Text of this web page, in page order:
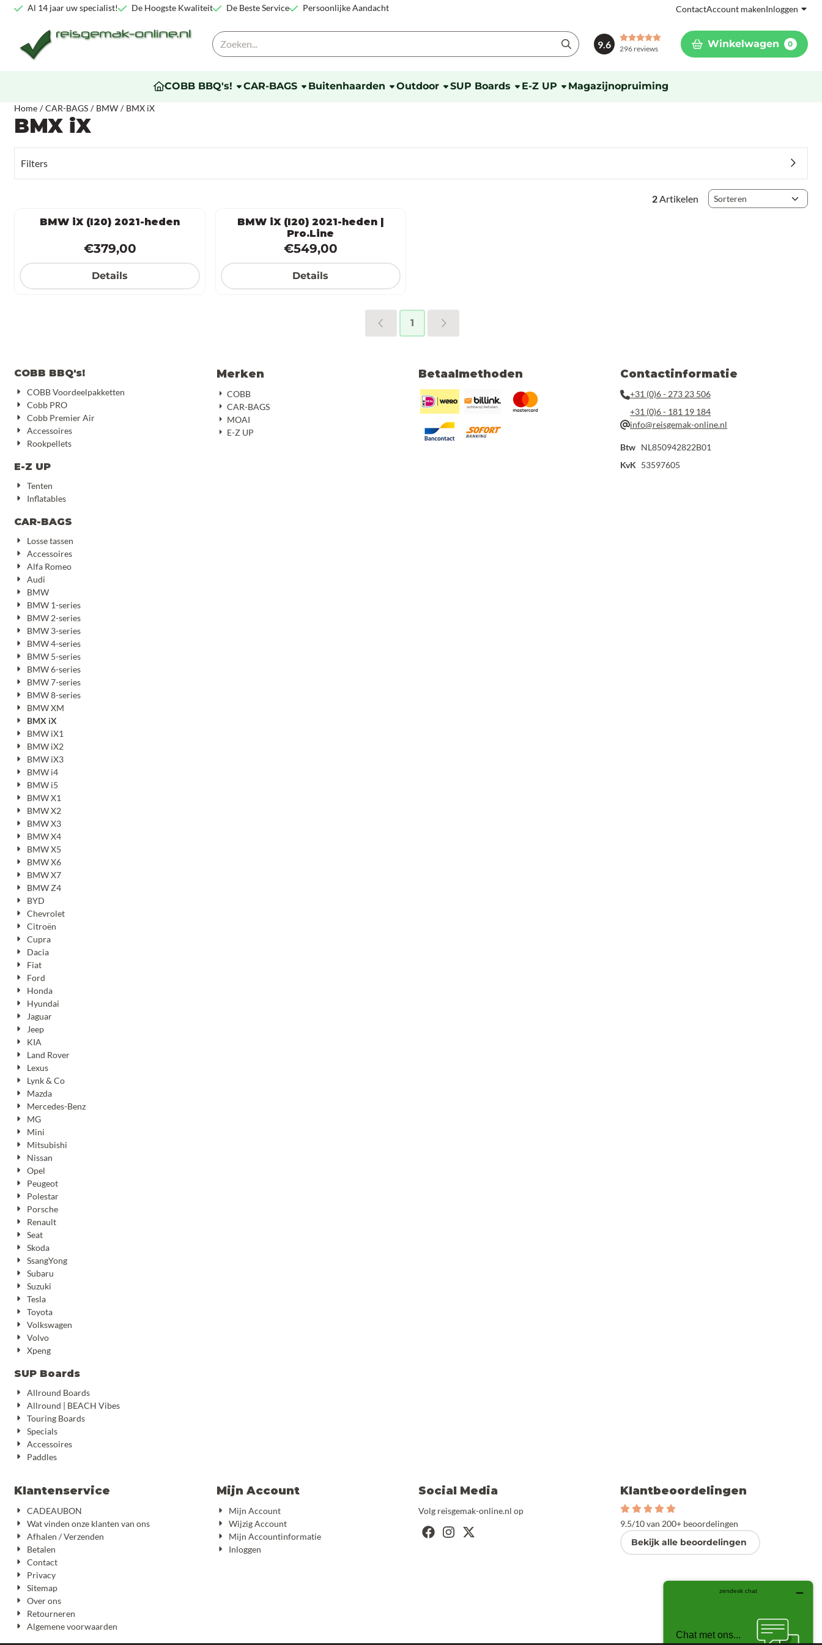
Cookievoorkeuren zijn beschikbaar. Kies instellingen of sta alle cookies toe.
Al 14 jaar uw specialist! De Hoogste Kwaliteit De Beste Service Persoonlijke Aandacht ContactAccount makenInloggen
Zoeken
9.6 296 reviews Winkelwagen 0
COBB BBQ's! CAR-BAGS Buitenhaarden Outdoor SUP Boards E-Z UP Magazijnopruiming
Home / CAR-BAGS / BMW / BMX iX
BMX iX
Filters
2Artikelen Sorteermethode
BMW iX (I20) 2021-heden
Prijs: 379,00
€379,00
Details
BMW iX (I20) 2021-heden |
Pro.Line
Prijs: 549,00
€549,00
Details
1
COBB BBQ's!
COBB Voordeelpakketten
Cobb PRO
Cobb Premier Air
Accessoires
Rookpellets
E-Z UP
Tenten
Inflatables
CAR-BAGS
Losse tassen
Accessoires
Alfa Romeo
Audi
BMW
BMW 1-series
BMW 2-series
BMW 3-series
BMW 4-series
BMW 5-series
BMW 6-series
BMW 7-series
BMW 8-series
BMW XM
BMX iX
BMW iX1
BMW iX2
BMW iX3
BMW i4
BMW i5
BMW X1
BMW X2
BMW X3
BMW X4
BMW X5
BMW X6
BMW X7
BMW Z4
BYD
Chevrolet
Citroën
Cupra
Dacia
Fiat
Ford
Honda
Hyundai
Jaguar
Jeep
KIA
Land Rover
Lexus
Lynk & Co
Mazda
Mercedes-Benz
MG
Mini
Mitsubishi
Nissan
Opel
Peugeot
Polestar
Porsche
Renault
Seat
Skoda
SsangYong
Subaru
Suzuki
Tesla
Toyota
Volkswagen
Volvo
Xpeng
SUP Boards
Allround Boards
Allround | BEACH Vibes
Touring Boards
Specials
Accessoires
Paddles
Merken
COBB
CAR-BAGS
MOAI
E-Z UP
Betaalmethoden Contactinformatie
+31 (0)6 - 273 23 506
+31 (0)6 - 181 19 184
info@reisgemak-online.nl
Btw NL850942822B01
KvK 53597605
Klantenservice
CADEAUBON
Wat vinden onze klanten van ons
Afhalen / Verzenden
Betalen
Contact
Privacy
Sitemap
Over ons
Retourneren
Algemene voorwaarden
Mijn Account
Mijn Account
Wijzig Account
Mijn Accountinformatie
Inloggen
Social Media
Volg reisgemak-online.nl op
Klantbeoordelingen
9.5/10 van 200+ beoordelingen
Bekijk alle beoordelingen